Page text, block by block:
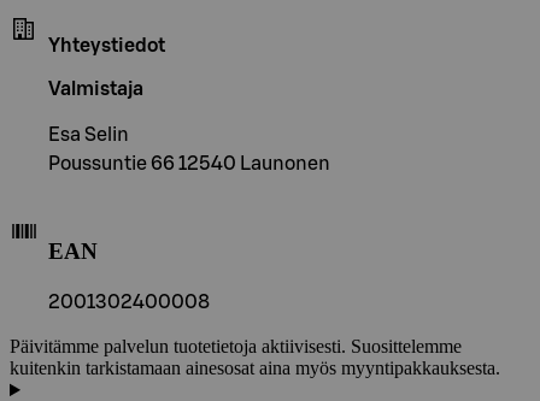
Yhteystiedot
Valmistaja
Esa Selin
Poussuntie 66 12540 Launonen
EAN
2001302400008
Päivitämme palvelun tuotetietoja aktiivisesti. Suosittelemme
kuitenkin tarkistamaan ainesosat aina myös myyntipakkauksesta.